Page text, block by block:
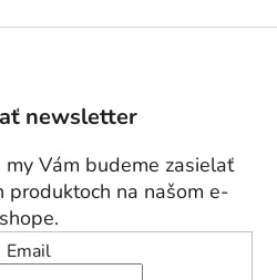
newsletter
Vám budeme zasielať
produktoch na našom e-
shope.
Email